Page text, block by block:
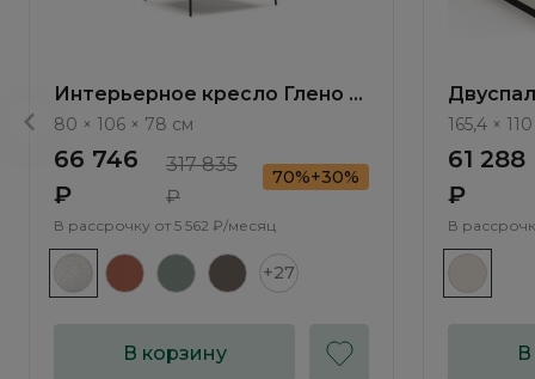
Интерьерное кресло Глено /
Gleno ММ107.1
80 × 106 × 78 см
66 746
₽
317 835
₽
70%+30%
В рассрочку от 5 562 ₽/месяц
+27
В корзину
/ Arta
165,4 ×
61 288
₽
В
В